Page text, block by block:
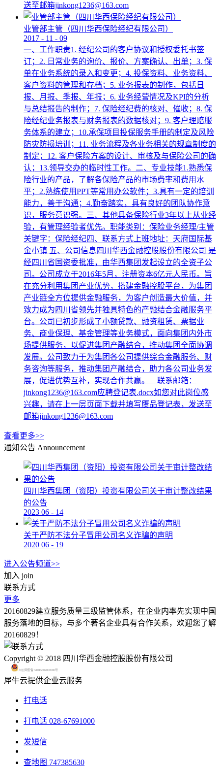
送至邮箱jinkong1236@163.com
业管部主管（四川华西保险经纪有限公司）
2017 - 11 - 09
一、工作职责1. 经纪公司的客户协议和授权委托书签
订；2. 日常业务的询价、报价、方案确认、出单；3. 保
单在业务系统的录入和变更；4. 投保资料、业务资料、
客户资料的管理和存档；5. 业务报表的制作，包括日
报、月报、季报、年报；6. 业务经营情况及KPI的分析
与总结报告的制作；7. 保险经纪费的核对、催收；8. 保
险经纪业务报表与财务报表的数据核对；9. 客户理赔服
务体系的建立；10.承保项目投保服务手册的制定及风险
防灾防损培训；11. 业务流程及各业务相关的规章制度的
制定；12. 客户保险方案的设计、审核及与保险公司的确
认；13.领导交办的临时性工作。二、专业技能1.熟悉保
险行业的产品，了解各保险产品的市场费率和费用水
平；2.熟练使用PPT等常用办公软件；3.具有一定的培训
能力，善于沟通；4.勤奋踏实，具有良好的团队协作意
识，服务意识强。三、其他具备保险行业3年以上从业经
验，有管理经验者优先。职能类别：保险业务经理/主管
关键字：保险经纪四、联系方式上班地址：天府国际基
金小镇 五、公司信息四川华西金融控股股份有限公司 是
经四川省国资委批准，由华西集团发起设立的全资子公
司。公司成立于2016年5月，注册资本6亿元人民币。旨
在充分利用集团产业优势，搭建金融控股平台，为集团
产业链全方位提供金融服务，为客户创造最大价值，并
致力成为四川省领先并独具特色的产融结合金融服务平
台。公司已初步形成了小额贷款、融资租赁、票据业
务、商业保理、基金管理等业务模式，面向集团内外市
场提供服务，以促进集团产融结合，推动集团全面协调
发展。公司致力于为集团各公司提供综合金融服务、财
务咨询等服务，推动集团产融结合，助力各公司业务发
展，促进优势互补，实现合作共赢。 联系邮箱：
jinkong1236@163.com应聘登记表.docx如您对此岗位感
兴趣，请在上一层页面下载并填写赝品登记表，发送至
邮箱jinkong1236@163.com
查看更多>>
通知公告 Announcement
四川华西集团（资阳）投资有限公司关于审计整改结果
的公告
2023 06 - 14
关于严防不法分子冒用公司名义诈骗的声明
2020 06 - 19
进入公告频道>>
加入 join
联系方式
更多
20160829建立服务质量三级监管体系，在企业内率先实现中国
服务落地的目标，与多个著名企业具有合作关系，欢迎您了解
20160829！
Copyright © 2018 四川华西金融控股股份有限公司
川公网安备 51015602000580号
犀牛云提供企业云服务
打电话
打电话 028-67691000
发短信
查地图 747385630